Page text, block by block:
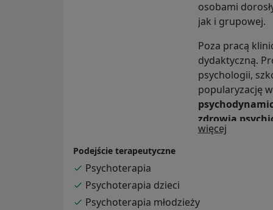
osobami
jak i grupowej.
Poza pracą
dydaktyczną.
psychologii,
popularyzację
zdrowia
profilaktyki
więcejO mnie
Podejście terapeutyczne
Psychoterapia
Psychoterapia dzieci
Psychoterapia młodzieży